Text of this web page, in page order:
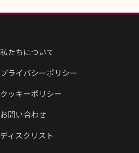
私たちについて
プライバシーポリシー
クッキーポリシー
お問い合わせ
ディスクリスト